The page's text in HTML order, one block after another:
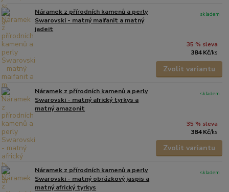
Náramek z přírodních kamenů a perly
Swarovski - matný maifanit a matný
jadeit
35 % sleva
384 Kč/ks
skladem
Zvolit variantu
Náramek z přírodních kamenů a perly
Swarovski - matný africký tyrkys a
matný amazonit
35 % sleva
384 Kč/ks
skladem
Zvolit variantu
Náramek z přírodních kamenů a perly
Swarovski - matný obrázkový jaspis a
matný africký tyrkys
skladem